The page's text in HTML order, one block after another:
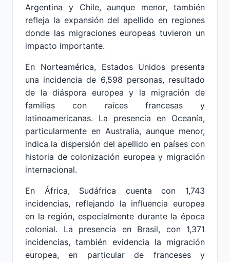
Argentina y Chile, aunque menor, también
refleja la expansión del apellido en regiones
donde las migraciones europeas tuvieron un
impacto importante.
En Norteamérica, Estados Unidos presenta
una incidencia de 6,598 personas, resultado
de la diáspora europea y la migración de
familias con raíces francesas y
latinoamericanas. La presencia en Oceanía,
particularmente en Australia, aunque menor,
indica la dispersión del apellido en países con
historia de colonización europea y migración
internacional.
En África, Sudáfrica cuenta con 1,743
incidencias, reflejando la influencia europea
en la región, especialmente durante la época
colonial. La presencia en Brasil, con 1,371
incidencias, también evidencia la migración
europea, en particular de franceses y